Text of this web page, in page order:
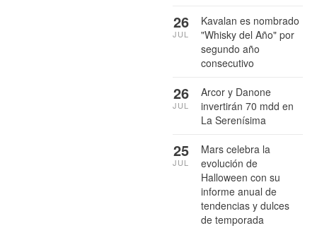
Kavalan es nombrado
"Whisky del Año" por
segundo año
consecutivo
26
JUL
Arcor y Danone
invertirán 70 mdd en
La Serenísima
26
JUL
Mars celebra la
evolución de
Halloween con su
informe anual de
tendencias y dulces
de temporada
25
JUL